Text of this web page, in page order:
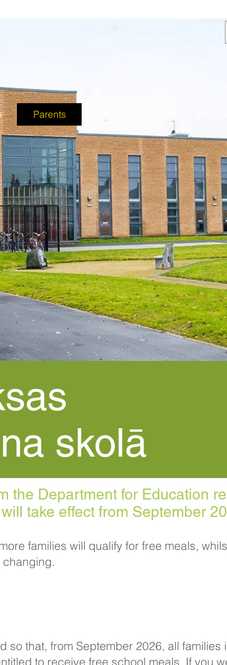
Parents
skolā
the Department for Education
take effect from September
families will qualify for free meals,
so that, from September 2026, all families
to receive free school meals. If you